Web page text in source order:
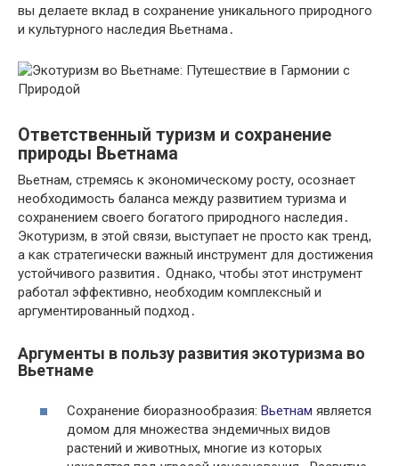
вы делаете вклад в сохранение уникального природного
и культурного наследия Вьетнама․
Ответственный туризм и сохранение
природы Вьетнама
Вьетнам, стремясь к экономическому росту, осознает
необходимость баланса между развитием туризма и
сохранением своего богатого природного наследия․
Экотуризм, в этой связи, выступает не просто как тренд,
а как стратегически важный инструмент для достижения
устойчивого развития․ Однако, чтобы этот инструмент
работал эффективно, необходим комплексный и
аргументированный подход․
Аргументы в пользу развития экотуризма во
Вьетнаме
Сохранение биоразнообразия: Вьетнам является
домом для множества эндемичных видов
растений и животных, многие из которых